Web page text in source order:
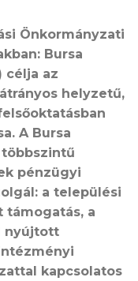
Önkormányzati
Bursa
célja az
helyzetű,
A Bursa
pénzügyi
a települési
a
nyújtott
kapcsolatos